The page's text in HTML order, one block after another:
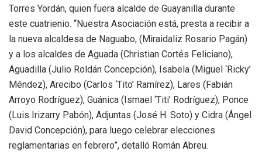
Torres Yordán, quien fuera alcalde de Guayanilla durante
este cuatrienio. “Nuestra Asociación está, presta a recibir a
la nueva alcaldesa de Naguabo, (Miraidaliz Rosario Pagán)
y a los alcaldes de Aguada (Christian Cortés Feliciano),
Aguadilla (Julio Roldán Concepción), Isabela (Miguel ‘Ricky’
Méndez), Arecibo (Carlos ‘Tito’ Ramírez), Lares (Fabián
Arroyo Rodríguez), Guánica (Ismael ‘Titi’ Rodríguez), Ponce
(Luis Irizarry Pabón), Adjuntas (José H. Soto) y Cidra (Ángel
David Concepción), para luego celebrar elecciones
reglamentarias en febrero”, detalló Román Abreu.